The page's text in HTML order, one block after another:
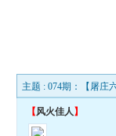
主题 : 074期：【屠庄
【风火佳人 】